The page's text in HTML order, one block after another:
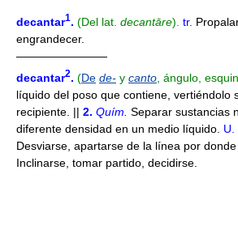
decantar1. (Del lat. decantāre). tr.
engrandecer.
————————
decantar2. (De de- y canto , ángulo,
líquido del poso que contiene, vertiéndolo
recipiente. || 2. Quím. Separar sustancias
diferente densidad en un medio líquido. U.
Desviarse, apartarse de la línea por
Inclinarse, tomar partido, decidirse.